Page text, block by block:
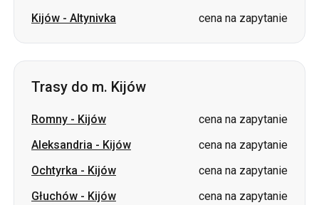
Kijów - Altynivka cena na zapytanie
Trasy do m. Kijów
Romny - Kijów
cena na zapytanie
Aleksandria - Kijów
cena na zapytanie
Ochtyrka - Kijów
cena na zapytanie
Głuchów - Kijów
cena na zapytanie